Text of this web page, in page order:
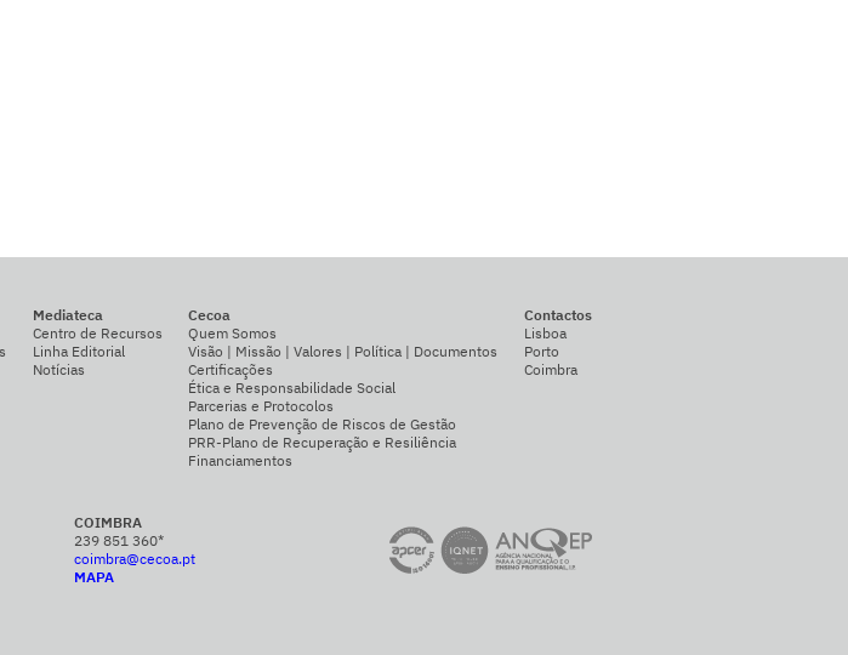
Mediateca
Centro de Recursos
Linha Editorial
Notícias
Cecoa
Quem Somos
Visão | Missão | Valores | Política | Documentos
Certificações
Ética e Responsabilidade Social
Parcerias e Protocolos
Plano de Prevenção de Riscos de Gestão
PRR-Plano de Recuperação e Resiliência
Financiamentos
Contactos
Lisboa
Porto
Coimbra
COIMBRA
239 851 360*
coimbra@cecoa.pt
MAPA